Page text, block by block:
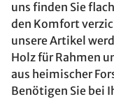
uns finden Sie
den Komfort
unsere Artikel
Holz für Rahmen
aus heimischer
Benötigen Sie bei